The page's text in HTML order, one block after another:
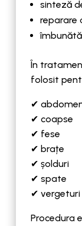
sinteză
reparare
În
folosit
✔
✔ coapse
✔ fese
✔ brațe
✔ șolduri
✔ spate
✔
Procedura